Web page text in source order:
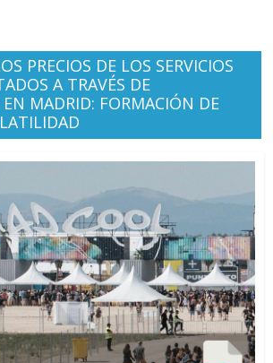
PRECIOS DE LOS SERVICIOS
A TRAVÉS DE
MADRID: FORMACIÓN DE